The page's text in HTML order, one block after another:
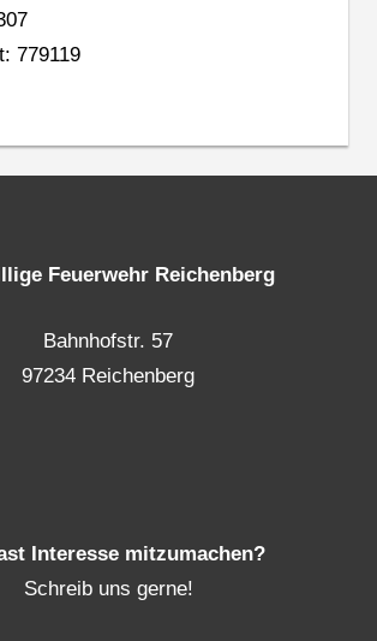
779119
Feuerwehr Reichenberg
Bahnhofstr. 57
97234 Reichenberg
Interesse mitzumachen?
Schreib uns gerne!